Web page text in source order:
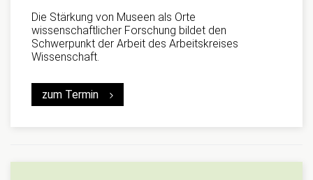
Die Stärkung von Museen als Orte
wissenschaftlicher Forschung bildet den
Schwerpunkt der Arbeit des Arbeitskreises
Wissenschaft.
zum Termin